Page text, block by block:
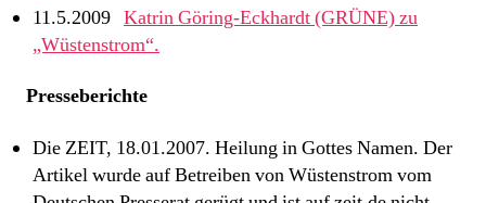
11.5.2009 Katrin Göring-Eckhardt (GRÜNE) zu
„Wüstenstrom“.
Presseberichte
Die ZEIT, 18.01.2007. Heilung in Gottes Namen. Der
Artikel wurde auf Betreiben von Wüstenstrom vom